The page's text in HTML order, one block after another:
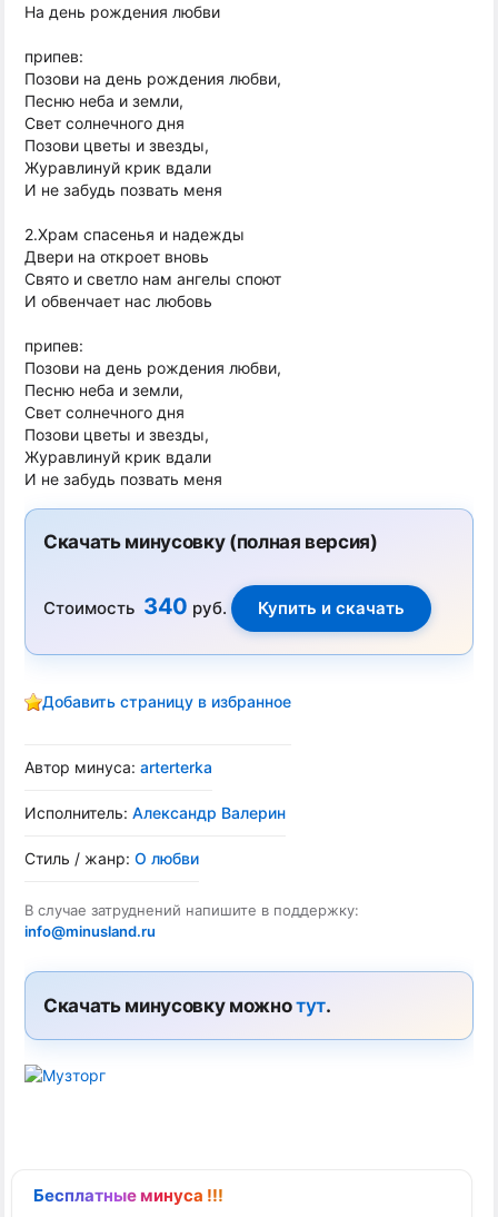
Бесплатные минуса !!!
На день рождения любви
припев:
Позови на день рождения любви,
Песню неба и земли,
Свет солнечного дня
Позови цветы и звезды,
Журавлинуй крик вдали
И не забудь позвать меня
2.Храм спасенья и надежды
Двери на откроет вновь
Свято и светло нам ангелы споют
И обвенчает нас любовь
припев:
Позови на день рождения любви,
Песню неба и земли,
Свет солнечного дня
Позови цветы и звезды,
Журавлинуй крик вдали
И не забудь позвать меня
Скачать минусовку (полная версия)
Стоимость 340 руб.
Добавить страницу в избранное
Автор минуса: arterterka
Исполнитель: Александр Валерин
Стиль / жанр: О любви
В случае затруднений напишите в поддержку:
info@minusland.ru
Скачать минусовку можнотут.